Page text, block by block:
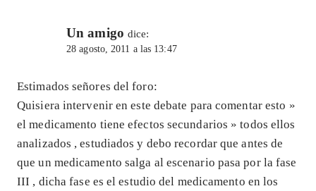
Un amigo dice:
28 agosto, 2011 a las 13:47
Estimados señores del foro:
Quisiera intervenir en este debate para comentar esto »
el medicamento tiene efectos secundarios » todos ellos
analizados , estudiados y debo recordar que antes de
que un medicamento salga al escenario pasa por la fase
III , dicha fase es el estudio del medicamento en los